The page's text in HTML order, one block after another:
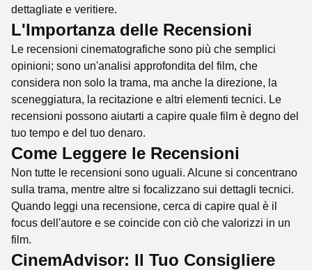
dettagliate e veritiere.
L'Importanza delle Recensioni
Le recensioni cinematografiche sono più che semplici
opinioni; sono un'analisi approfondita del film, che
considera non solo la trama, ma anche la direzione, la
sceneggiatura, la recitazione e altri elementi tecnici. Le
recensioni possono aiutarti a capire quale film è degno del
tuo tempo e del tuo denaro.
Come Leggere le Recensioni
Non tutte le recensioni sono uguali. Alcune si concentrano
sulla trama, mentre altre si focalizzano sui dettagli tecnici.
Quando leggi una recensione, cerca di capire qual è il
focus dell'autore e se coincide con ciò che valorizzi in un
film.
CinemAdvisor: Il Tuo Consigliere